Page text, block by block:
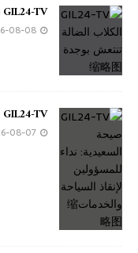
GIL24-TV الكلاب الضالة تنتعش بوجدة
08-08
GIL24-TV صيحة السعيدية: نداء للمسؤولين لإنقاذ السياحة والخدمات
08-07